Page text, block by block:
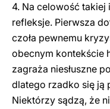
4. Na celowość
refleksje. Pierwsza
czoła pewnemu
obecnym kontekście
zagraża niesłuszne
dlatego rzadko się ją
Niektórzy sądzą, że